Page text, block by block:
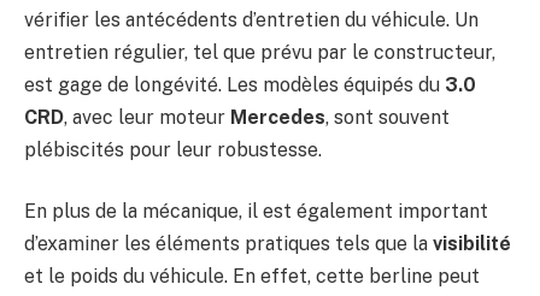
vérifier les antécédents d’entretien du véhicule. Un
entretien régulier, tel que prévu par le constructeur,
est gage de longévité. Les modèles équipés du 3.0
CRD, avec leur moteur Mercedes, sont souvent
plébiscités pour leur robustesse.
En plus de la mécanique, il est également important
d’examiner les éléments pratiques tels que la visibilité
et le poids du véhicule. En effet, cette berline peut